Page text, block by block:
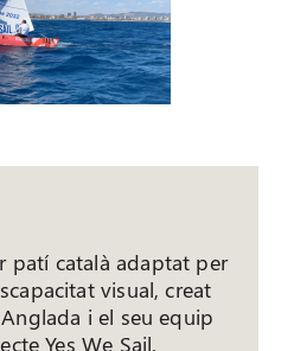
patí català adaptat per
visual, creat
i el seu equip
Yes We Sail.